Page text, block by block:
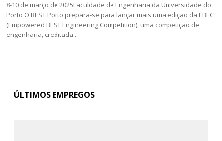
8-10 de março de 2025Faculdade de Engenharia da Universidade do
Porto O BEST Porto prepara-se para lançar mais uma edição da EBEC
(Empowered BEST Engineering Competition), uma competição de
engenharia, creditada...
ÚLTIMOS EMPREGOS